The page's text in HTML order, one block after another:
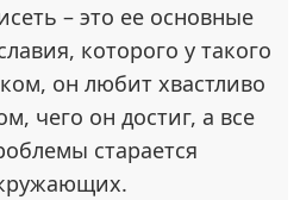
– это ее основные
которого у такого
он любит хвастливо
чего он достиг, а все
старается